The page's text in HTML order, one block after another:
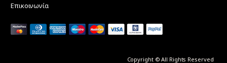
Επικοινωνία
Copyright © All Rights Reserved